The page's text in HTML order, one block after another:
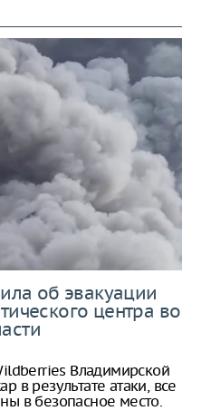
об эвакуации
центра во
Владимирской
в результате атаки, все
в безопасное место.